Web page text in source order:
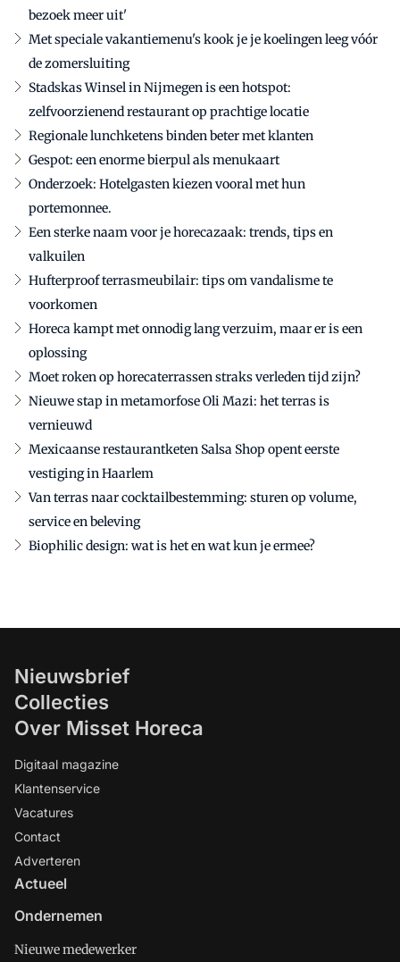
bezoek meer uit'
Met speciale vakantiemenu's kook je je koelingen leeg vóór
de zomersluiting
Stadskas Winsel in Nijmegen is een hotspot:
zelfvoorzienend restaurant op prachtige locatie
Regionale lunchketens binden beter met klanten
Gespot: een enorme bierpul als menukaart
Onderzoek: Hotelgasten kiezen vooral met hun
portemonnee.
Een sterke naam voor je horecazaak: trends, tips en
valkuilen
Hufterproof terrasmeubilair: tips om vandalisme te
voorkomen
Horeca kampt met onnodig lang verzuim, maar er is een
oplossing
Moet roken op horecaterrassen straks verleden tijd zijn?
Nieuwe stap in metamorfose Oli Mazi: het terras is
vernieuwd
Mexicaanse restaurantketen Salsa Shop opent eerste
vestiging in Haarlem
Van terras naar cocktailbestemming: sturen op volume,
service en beleving
Biophilic design: wat is het en wat kun je ermee?
Nieuwsbrief
Collecties
Over Misset Horeca
Digitaal magazine
Klantenservice
Vacatures
Contact
Adverteren
Actueel
Ondernemen
Nieuwe medewerker